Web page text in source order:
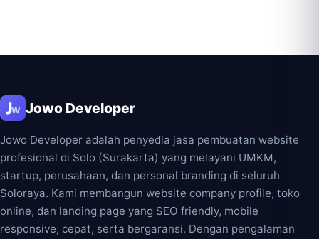
Jowo Developer
Jowo Developer adalah penyedia jasa pembuatan website
profesional di Solo (Surakarta) yang melayani UMKM,
startup, perusahaan, dan personal branding di seluruh
Soloraya. Kami membangun website company profile, toko
online, dan landing page yang SEO friendly, mobile
responsive, cepat, serta bergaransi. Dengan pengalaman